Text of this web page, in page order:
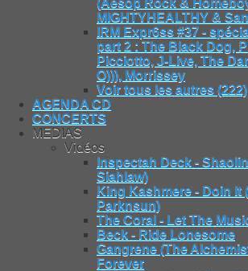
(Aesop Rock &
MIGHTYHEALTHY &
IRM Expr6ss #37 -
part 2 : The Black Dog,
Picciotto, J-Live, The
O))), Morrissey
Voir tous les autres (222)
AGENDA CD
CONCERTS
MEDIAS
Vidéos
Inspectah Deck -
Siahlaw)
King Kashmere - Doin It
Parknsun)
The Coral - Let The
Beck - Ride Lonesome
Gangrene (The
Forever